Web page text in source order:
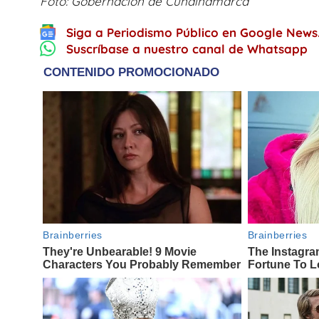
Siga a Periodismo Público en Google
Suscríbase a nuestro canal de Whatsapp